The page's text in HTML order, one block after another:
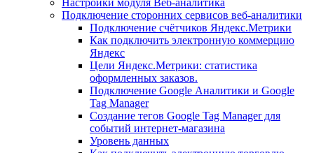
Настройки модуля Веб-аналитика
Подключение сторонних сервисов веб-аналитики
Подключение счётчиков Яндекс.Метрики
Как подключить электронную коммерцию
Яндекс
Цели Яндекс.Метрики: статистика
оформленных заказов.
Подключение Google Аналитики и Google
Tag Manager
Создание тегов Google Tag Manager для
событий интернет-магазина
Уровень данных